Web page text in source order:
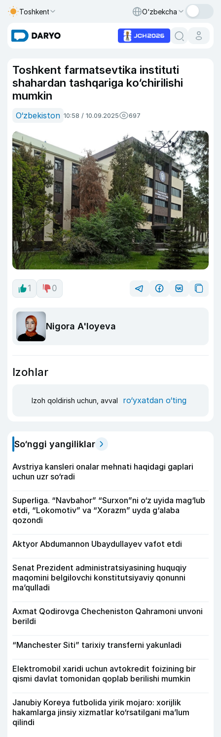
Toshkent O‘zbekcha
Toshkent farmatsevtika instituti
shahardan tashqariga ko‘chirilishi
mumkin
O‘zbekiston 10:58 / 10.09.2025 697
1 0
Nigora A'loyeva
Izohlar
Izoh qoldirish uchun, avval ro‘yxatdan o‘ting
So‘nggi yangiliklar
Avstriya kansleri onalar mehnati haqidagi gaplari
uchun uzr so‘radi
Superliga. “Navbahor” “Surxon”ni o‘z uyida mag‘lub
etdi, “Lokomotiv” va “Xorazm” uyda g‘alaba
qozondi
Aktyor Abdu­mannon Ubaydullayev vafot etdi
Senat Prezident administratsiyasining huquqiy
maqomini belgilovchi konstitutsiyaviy qonunni
ma’qulladi
Axmat Qodirovga Checheniston Qahramoni unvoni
berildi
“Manchester Siti” tarixiy transferni yakunladi
Elektromobil xaridi uchun avtokredit foizining bir
qismi davlat tomonidan qoplab berilishi mumkin
Janubiy Koreya futbolida yirik mojaro: xorijlik
hakamlarga jinsiy xizmatlar ko‘rsatilgani ma’lum
qilindi